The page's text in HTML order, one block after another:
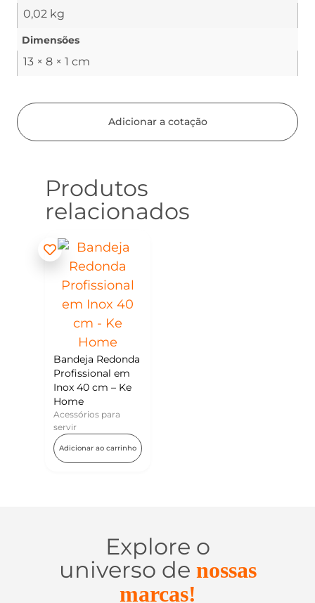
0,02 kg
Dimensões
13 × 8 × 1 cm
Adicionar a cotação
Produtos
relacionados
Bandeja Redonda
Profissional em
Inox 40 cm – Ke
Home
Acessórios para
servir
Adicionar ao carrinho
Explore o
universo de nossas
marcas!